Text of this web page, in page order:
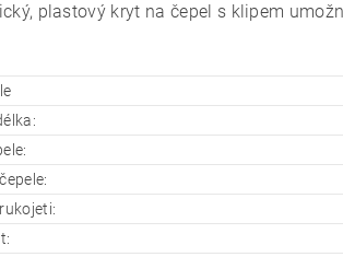
plastový kryt na čepel s klipem